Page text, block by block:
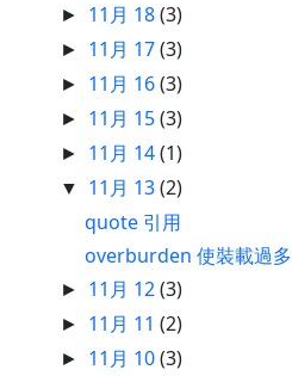
► 11月 18(3)
► 11月 17(3)
► 11月 16(3)
► 11月 15(3)
► 11月 14(1)
▼ 11月 13(2)
quote 引用
overburden 使裝載過多
► 11月 12(3)
► 11月 11(2)
► 11月 10(3)